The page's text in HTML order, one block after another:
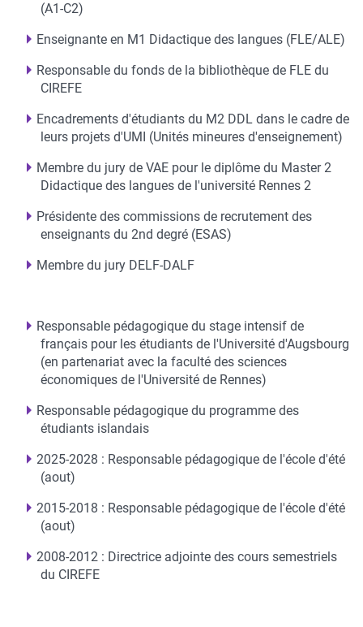
(A1-C2)
Enseignante en M1 Didactique des langues (FLE/ALE)
Responsable du fonds de la bibliothèque de FLE du
CIREFE
Encadrements d'étudiants du M2 DDL dans le cadre de
leurs projets d'UMI (Unités mineures d'enseignement)
Membre du jury de VAE pour le diplôme du Master 2
Didactique des langues de l'université Rennes 2
Présidente des commissions de recrutement des
enseignants du 2nd degré (ESAS)
Membre du jury DELF-DALF
Responsable pédagogique du stage intensif de
français pour les étudiants de l'Université d'Augsbourg
(en partenariat avec la faculté des sciences
économiques de l'Université de Rennes)
Responsable pédagogique du programme des
étudiants islandais
2025-2028 : Responsable pédagogique de l'école d'été
(aout)
2015-2018 : Responsable pédagogique de l'école d'été
(aout)
2008-2012 : Directrice adjointe des cours semestriels
du CIREFE